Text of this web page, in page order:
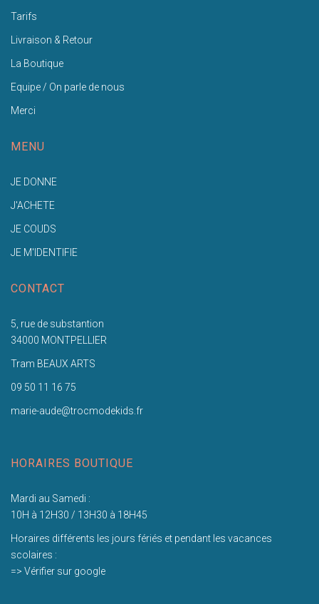
Tarifs
Livraison & Retour
La Boutique
Equipe / On parle de nous
Merci
MENU
JE DONNE
J'ACHETE
JE COUDS
JE M'IDENTIFIE
CONTACT
5, rue de substantion
34000 MONTPELLIER
Tram BEAUX ARTS
09 50 11 16 75
marie-aude@trocmodekids.fr
HORAIRES BOUTIQUE
Mardi au Samedi :
10H à 12H30 / 13H30 à 18H45
Horaires différents les jours fériés et pendant les vacances
scolaires :
=> Vérifier sur google